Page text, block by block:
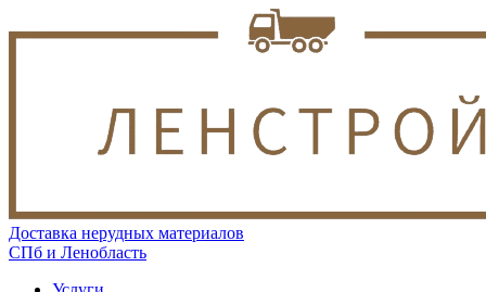
Доставка нерудных материалов
СПб и Ленобласть